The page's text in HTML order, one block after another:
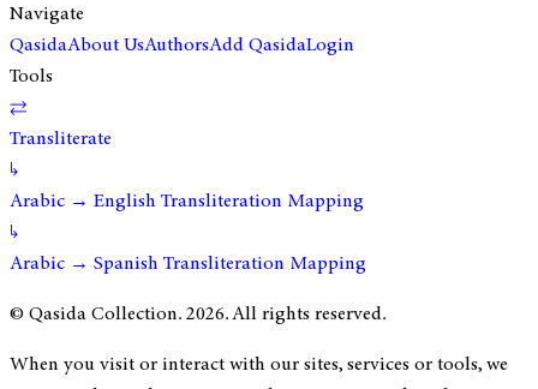
Navigate
QasidaAbout UsAuthorsAdd QasidaLogin
Tools
⇄
Transliterate
↳
Arabic → English Transliteration Mapping
↳
Arabic → Spanish Transliteration Mapping
© Qasida Collection.2026. All rights reserved.
When you visit or interact with our sites, services or tools, we